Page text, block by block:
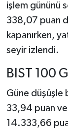
işlem gününü
338,07 puan
kapanırken,
seyir izlendi.
BIST 100
Güne düşüşle
33,94 puan
14.333,66
Küre
Merkez
Seydiler